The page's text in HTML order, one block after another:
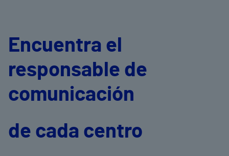
Encuentra el
responsable de
comunicación
de cada centro